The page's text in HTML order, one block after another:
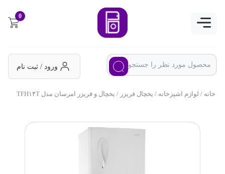
0
ورود / ثبت نام
خانه/ لوازم اشپزخانه/ یخچال فریزر / یخچال و فریزر امرسان مدل TFH۱۴T